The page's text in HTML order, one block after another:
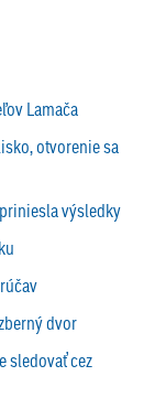
Lamača
otvorenie sa
výsledky
dvor
sledovať cez